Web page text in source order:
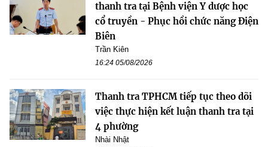
thanh tra tại Bệnh viện Y dược học
cổ truyền - Phục hồi chức năng Điện
Biên
Trần Kiên
16:24 05/08/2026
Thanh tra TPHCM tiếp tục theo dõi
việc thực hiện kết luận thanh tra tại
4 phường
Nhài Nhật